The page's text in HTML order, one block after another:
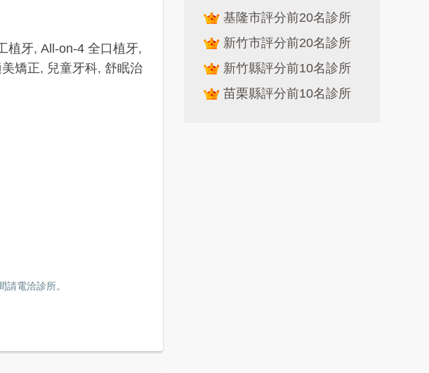
植牙, All-on-4 全口植牙,
美矯正, 兒童牙科, 舒眠治
電洽診所。
基隆市評分前20名診所
新竹市評分前20名診所
新竹縣評分前10名診所
苗栗縣評分前10名診所